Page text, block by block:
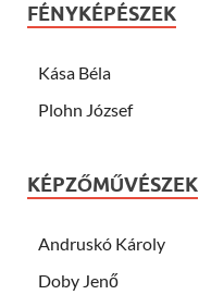
FÉNYKÉPÉSZEK
Kása Béla
Plohn József
KÉPZŐMŰVÉSZEK
Andruskó Károly
Doby Jenő